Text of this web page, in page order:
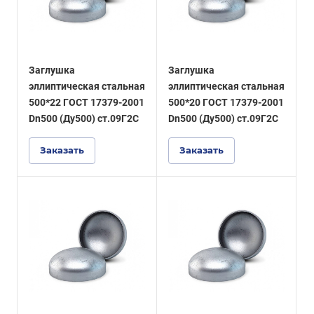
Заглушка
эллиптическая стальная
500*22 ГОСТ 17379-2001
Dn500 (Ду500) ст.09Г2С
Заказать
Заглушка
эллиптическая стальная
500*20 ГОСТ 17379-2001
Dn500 (Ду500) ст.09Г2С
Заказать